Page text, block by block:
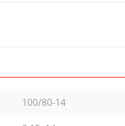
100/80-14